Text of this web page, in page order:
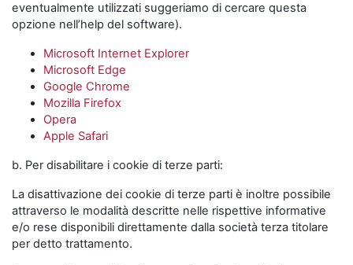
eventualmente utilizzati suggeriamo di cercare questa
opzione nell’help del software).
Microsoft Internet Explorer
Microsoft Edge
Google Chrome
Mozilla Firefox
Opera
Apple Safari
b. Per disabilitare i cookie di terze parti:
La disattivazione dei cookie di terze parti è inoltre possibile
attraverso le modalità descritte nelle rispettive informative
e/o rese disponibili direttamente dalla società terza titolare
per detto trattamento.